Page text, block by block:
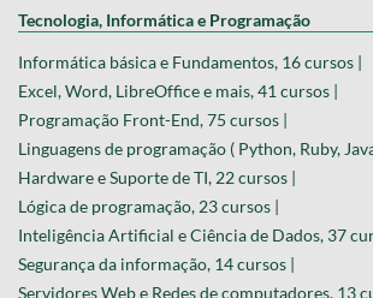
Tecnologia, Informática e Programação
Informática básica e Fundamentos, 16 cursos |
Excel, Word, LibreOffice e mais, 41 cursos |
Programação Front-End, 75 cursos |
Linguagens de programação ( Python, Ruby,
Hardware e Suporte de TI, 22 cursos |
Lógica de programação, 23 cursos |
Inteligência Artificial e Ciência de Dados, 37
Segurança da informação, 14 cursos |
Servidores Web e Redes de computadores, 13